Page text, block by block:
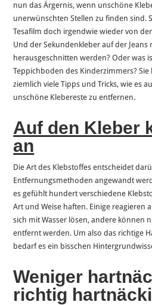
nun das Ärgernis, wenn unschöne
unerwünschten Stellen zu finden sind.
Tesafilm doch irgendwie wieder von
Und der Sekundenkleber auf der
herausgeschnitten werden? Oder was
Teppichboden des Kinderzimmers?
ziemlich viele Tipps und Tricks, wie es
unschöne Klebereste zu entfernen.
Auf den Kleber
an
Die Art des Klebstoffes entscheidet
Entfernungsmethoden angewandt
es gefühlt hundert verschiedene
Art und Weise haften. Einige reagieren
sich mit Wasser lösen, andere können
entfernt werden. Um also das richtige
bedarf es ein bisschen
Weniger
richtig